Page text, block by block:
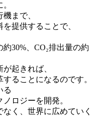
まで、
提供することで、
30%、CO₂排出量の約
起きれば、
ることになるのです。
る
ロジーを開発。
く、世界に広めていく